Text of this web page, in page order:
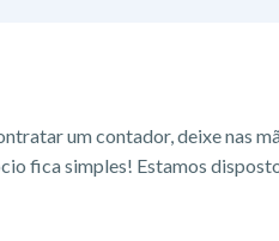
um contador, deixe nas
fica simples! Estamos